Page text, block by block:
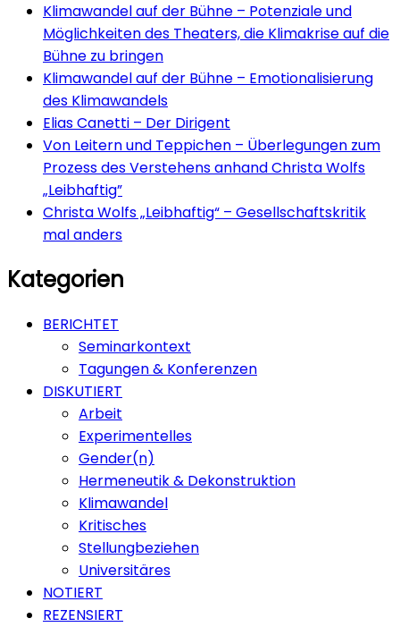
Klimawandel auf der Bühne – Potenziale und
Möglichkeiten des Theaters, die Klimakrise auf die
Bühne zu bringen
Klimawandel auf der Bühne – Emotionalisierung
des Klimawandels
Elias Canetti – Der Dirigent
Von Leitern und Teppichen – Überlegungen zum
Prozess des Verstehens anhand Christa Wolfs
„Leibhaftig”
Christa Wolfs „Leibhaftig“ – Gesellschaftskritik
mal anders
Kategorien
BERICHTET
Seminarkontext
Tagungen & Konferenzen
DISKUTIERT
Arbeit
Experimentelles
Gender(n)
Hermeneutik & Dekonstruktion
Klimawandel
Kritisches
Stellungbeziehen
Universitäres
NOTIERT
REZENSIERT